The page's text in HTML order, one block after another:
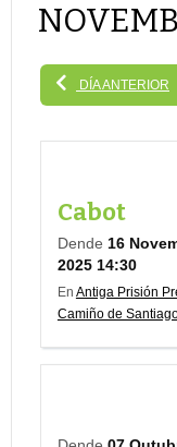
DÍA ANTERIOR
Cabot
Dende 16
2025 14:30
En Antiga Prisión
Camiño de